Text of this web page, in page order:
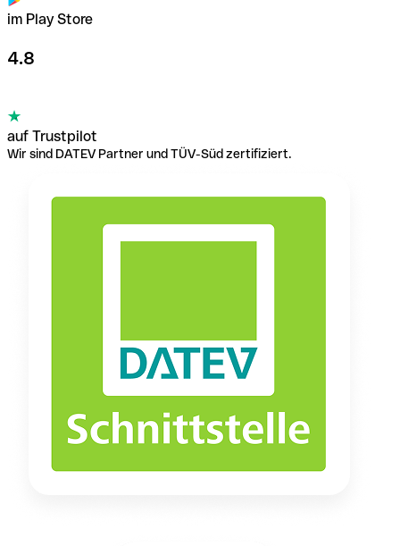
im Play Store
4.8
auf Trustpilot
Wir sind DATEV Partner und TÜV-Süd zertifiziert.